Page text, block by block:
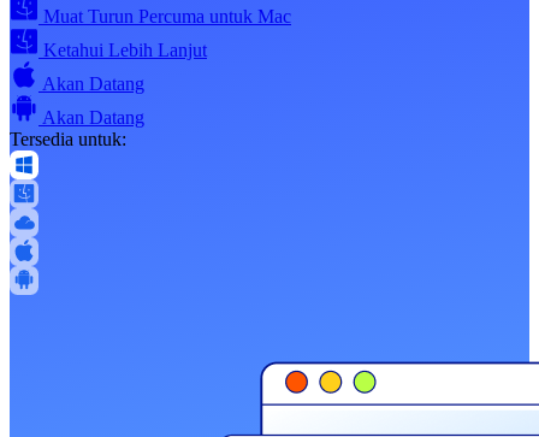
Muat Turun Percuma untuk Mac
Ketahui Lebih Lanjut
Akan Datang
Akan Datang
Tersedia untuk: